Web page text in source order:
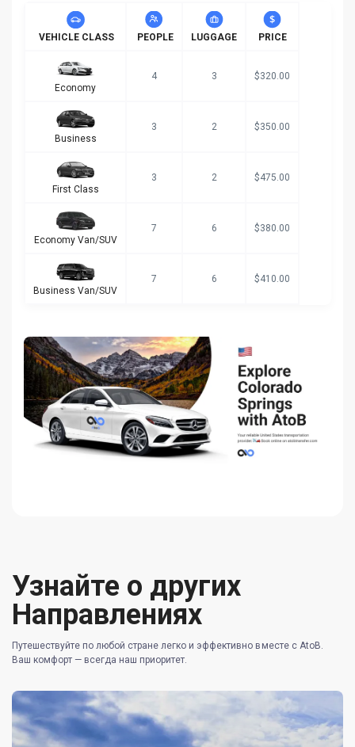
VEHICLE CLASS PEOPLE LUGGAGE PRICE
Economy
4 3 $320.00
Business
3 2 $350.00
First Class
3 2 $475.00
Economy Van/SUV
7 6 $380.00
Business Van/SUV
7 6 $410.00
Узнайте о других
Направлениях
Путешествуйте по любой стране легко и эффективно вместе с AtoB.
Ваш комфорт — всегда наш приоритет.